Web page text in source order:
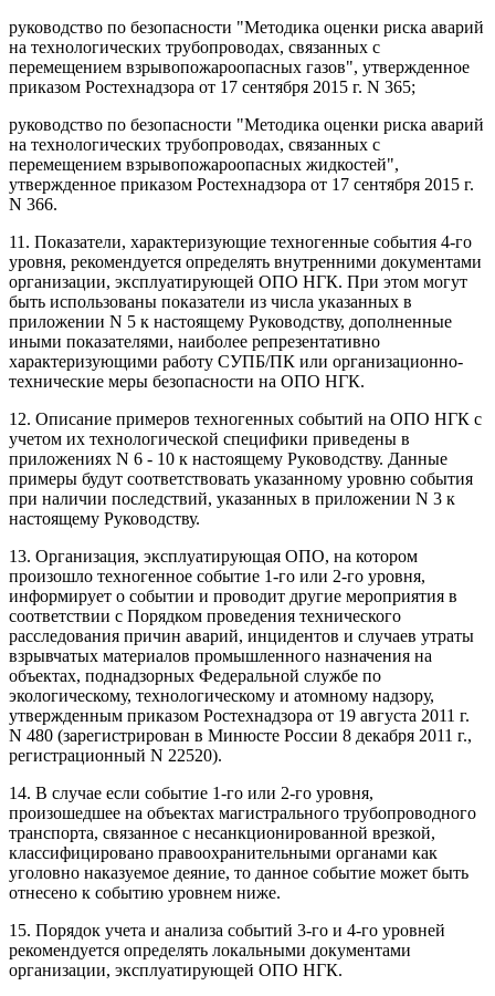
руководство по безопасности "Методика оценки риска аварий
на технологических трубопроводах, связанных с
перемещением взрывопожароопасных газов", утвержденное
приказом Ростехнадзора от 17 сентября 2015 г. N 365;
руководство по безопасности "Методика оценки риска аварий
на технологических трубопроводах, связанных с
перемещением взрывопожароопасных жидкостей",
утвержденное приказом Ростехнадзора от 17 сентября 2015 г.
N 366.
11. Показатели, характеризующие техногенные события 4-го
уровня, рекомендуется определять внутренними документами
организации, эксплуатирующей ОПО НГК. При этом могут
быть использованы показатели из числа указанных в
приложении N 5 к настоящему Руководству, дополненные
иными показателями, наиболее репрезентативно
характеризующими работу СУПБ/ПК или организационно-
технические меры безопасности на ОПО НГК.
12. Описание примеров техногенных событий на ОПО НГК с
учетом их технологической специфики приведены в
приложениях N 6 - 10 к настоящему Руководству. Данные
примеры будут соответствовать указанному уровню события
при наличии последствий, указанных в приложении N 3 к
настоящему Руководству.
13. Организация, эксплуатирующая ОПО, на котором
произошло техногенное событие 1-го или 2-го уровня,
информирует о событии и проводит другие мероприятия в
соответствии с Порядком проведения технического
расследования причин аварий, инцидентов и случаев утраты
взрывчатых материалов промышленного назначения на
объектах, поднадзорных Федеральной службе по
экологическому, технологическому и атомному надзору,
утвержденным приказом Ростехнадзора от 19 августа 2011 г.
N 480 (зарегистрирован в Минюсте России 8 декабря 2011 г.,
регистрационный N 22520).
14. В случае если событие 1-го или 2-го уровня,
произошедшее на объектах магистрального трубопроводного
транспорта, связанное с несанкционированной врезкой,
классифицировано правоохранительными органами как
уголовно наказуемое деяние, то данное событие может быть
отнесено к событию уровнем ниже.
15. Порядок учета и анализа событий 3-го и 4-го уровней
рекомендуется определять локальными документами
организации, эксплуатирующей ОПО НГК.